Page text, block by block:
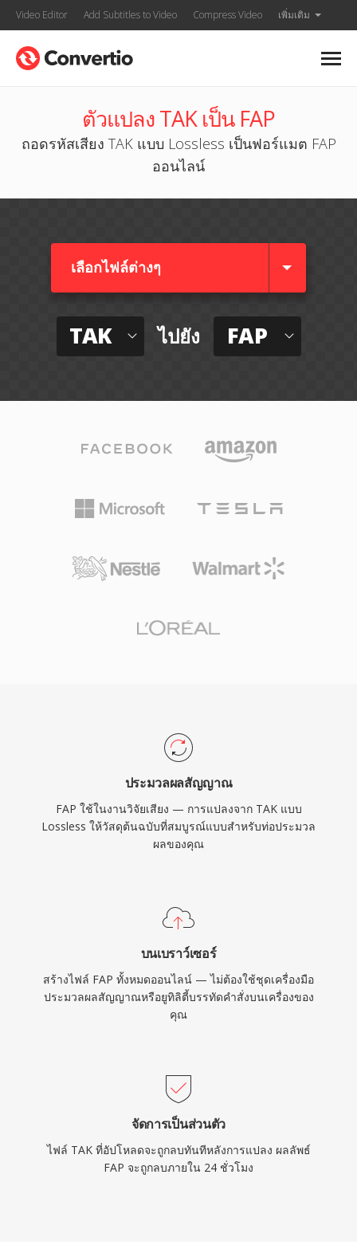
Video Editor Add Subtitles to Video Compress Video เพิ่มเติม
ตัวแปลง TAK เป็น FAP
ถอดรหัสเสียง TAK แบบ Lossless เป็นฟอร์แมต FAP
ออนไลน์
เลือกไฟล์ต่างๆ​
TAK ไปยัง FAP
ประมวลผลสัญญาณ
FAP ใช้ในงานวิจัยเสียง — การแปลงจาก TAK แบบ
Lossless ให้วัสดุต้นฉบับที่สมบูรณ์แบบสำหรับท่อประมวล
ผลของคุณ
บนเบราว์เซอร์
สร้างไฟล์ FAP ทั้งหมดออนไลน์ — ไม่ต้องใช้ชุดเครื่องมือ
ประมวลผลสัญญาณหรือยูทิลิตี้บรรทัดคำสั่งบนเครื่องของ
คุณ
จัดการเป็นส่วนตัว
ไฟล์ TAK ที่อัปโหลดจะถูกลบทันทีหลังการแปลง ผลลัพธ์
FAP จะถูกลบภายใน 24 ชั่วโมง